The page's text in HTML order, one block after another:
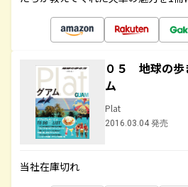
０５ 地球の
ム
Plat
2016.03.04 発売
当社在庫切れ